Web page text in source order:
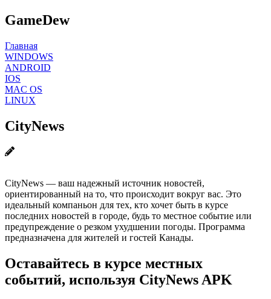
GameDew
Главная
WINDOWS
ANDROID
IOS
MAC OS
LINUX
CityNews
CityNews — ваш надежный источник новостей,
ориентированный на то, что происходит вокруг вас. Это
идеальный компаньон для тех, кто хочет быть в курсе
последних новостей в городе, будь то местное событие или
предупреждение о резком ухудшении погоды. Программа
предназначена для жителей и гостей Канады.
Оставайтесь в курсе местных
событий, используя CityNews APK